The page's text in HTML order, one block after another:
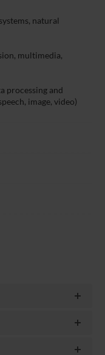
natural
multimedia,
processing and
image, video)